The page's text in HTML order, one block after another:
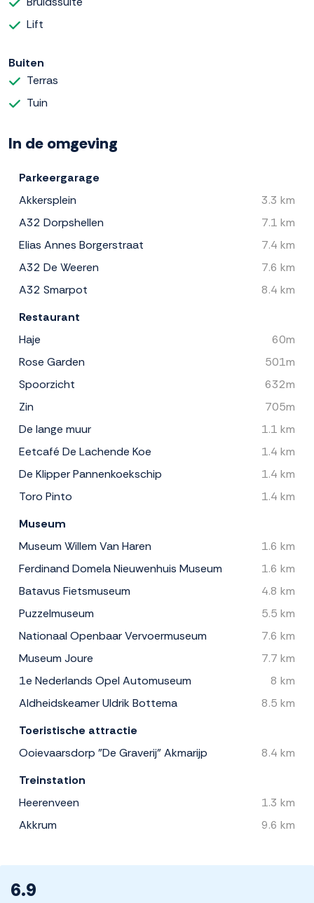
Lift
Buiten
Terras
Tuin
In de omgeving
Parkeergarage
Akkersplein
3.3 km
A32 Dorpshellen
7.1 km
Elias Annes Borgerstraat
7.4 km
A32 De Weeren
7.6 km
A32 Smarpot
8.4 km
Restaurant
Haje
60m
Rose Garden
501m
Spoorzicht
632m
Zin
705m
De lange muur
1.1 km
Eetcafé De Lachende Koe
1.4 km
De Klipper Pannenkoekschip
1.4 km
Toro Pinto
1.4 km
Museum
Museum Willem Van Haren
1.6 km
Ferdinand Domela Nieuwenhuis Museum
1.6 km
Batavus Fietsmuseum
4.8 km
Puzzelmuseum
5.5 km
Nationaal Openbaar Vervoermuseum
7.6 km
Museum Joure
7.7 km
1e Nederlands Opel Automuseum
8 km
Aldheidskeamer Uldrik Bottema
8.5 km
Toeristische attractie
Ooievaarsdorp "De Graverij" Akmarijp
8.4 km
Treinstation
Heerenveen
1.3 km
Akkrum
9.6 km
6.9